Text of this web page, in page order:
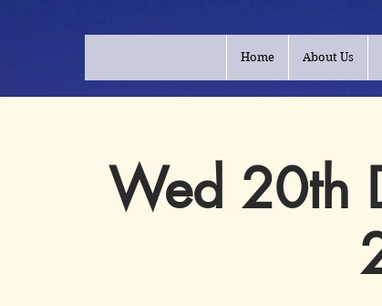
Home About Us
Wed 20th